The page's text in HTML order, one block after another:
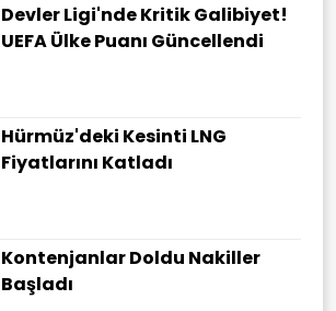
Devler Ligi'nde Kritik Galibiyet!
UEFA Ülke Puanı Güncellendi
Hürmüz'deki Kesinti LNG
Fiyatlarını Katladı
Kontenjanlar Doldu Nakiller
Başladı